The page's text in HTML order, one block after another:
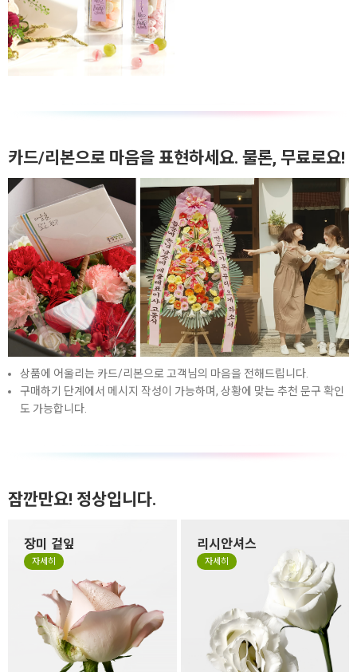
카드/리본으로 마음을 표현하세요. 물론, 무료로요!
상품에 어울리는 카드/리본으로 고객님의 마음을 전해드립니다.
구매하기 단계에서 메시지 작성이 가능하며, 상황에 맞는 추천 문구 확인
도 가능합니다.
잠깐만요! 정상입니다.
장미 겉잎
자세히
장미 겉잎이 쭈글거리거나 잎
의 색이 바랜 것은 시든게 아니
라 꽃을 예쁜 형태로 싱싱하고
오랜 생명력을 유지하기 위해
떼지 않고 제작하는 경우가 있
습니다. 만일 겉잎이 보기 싫으
시면 겉잎 부분만 살짝 떼어 주
리시안셔스
자세히
리시안셔스는 꽃잎이 하늘거
리는 얇은 잎들로 구성되어 있
어서 소재 특성상 꽃 형태가 원
형이 아닌 타원형으로 눌리거
나, 봉오리 형태가 찌그러져 있
을 수 있습니다. 살아있는 꽃의
자연스런 모습이니 그 모습도